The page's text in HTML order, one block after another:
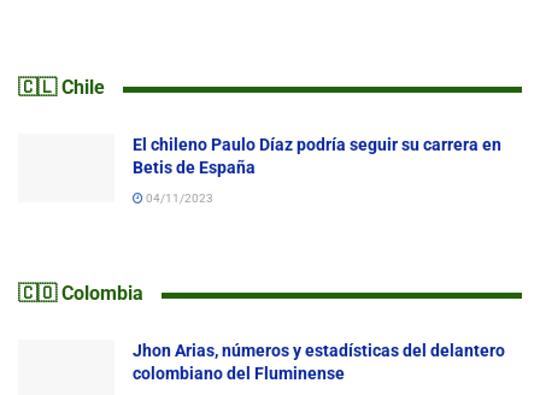
🇨🇱 Chile
El chileno Paulo Díaz podría seguir su carrera en
Betis de España
04/11/2023
🇨🇴 Colombia
Jhon Arias, números y estadísticas del delantero
colombiano del Fluminense